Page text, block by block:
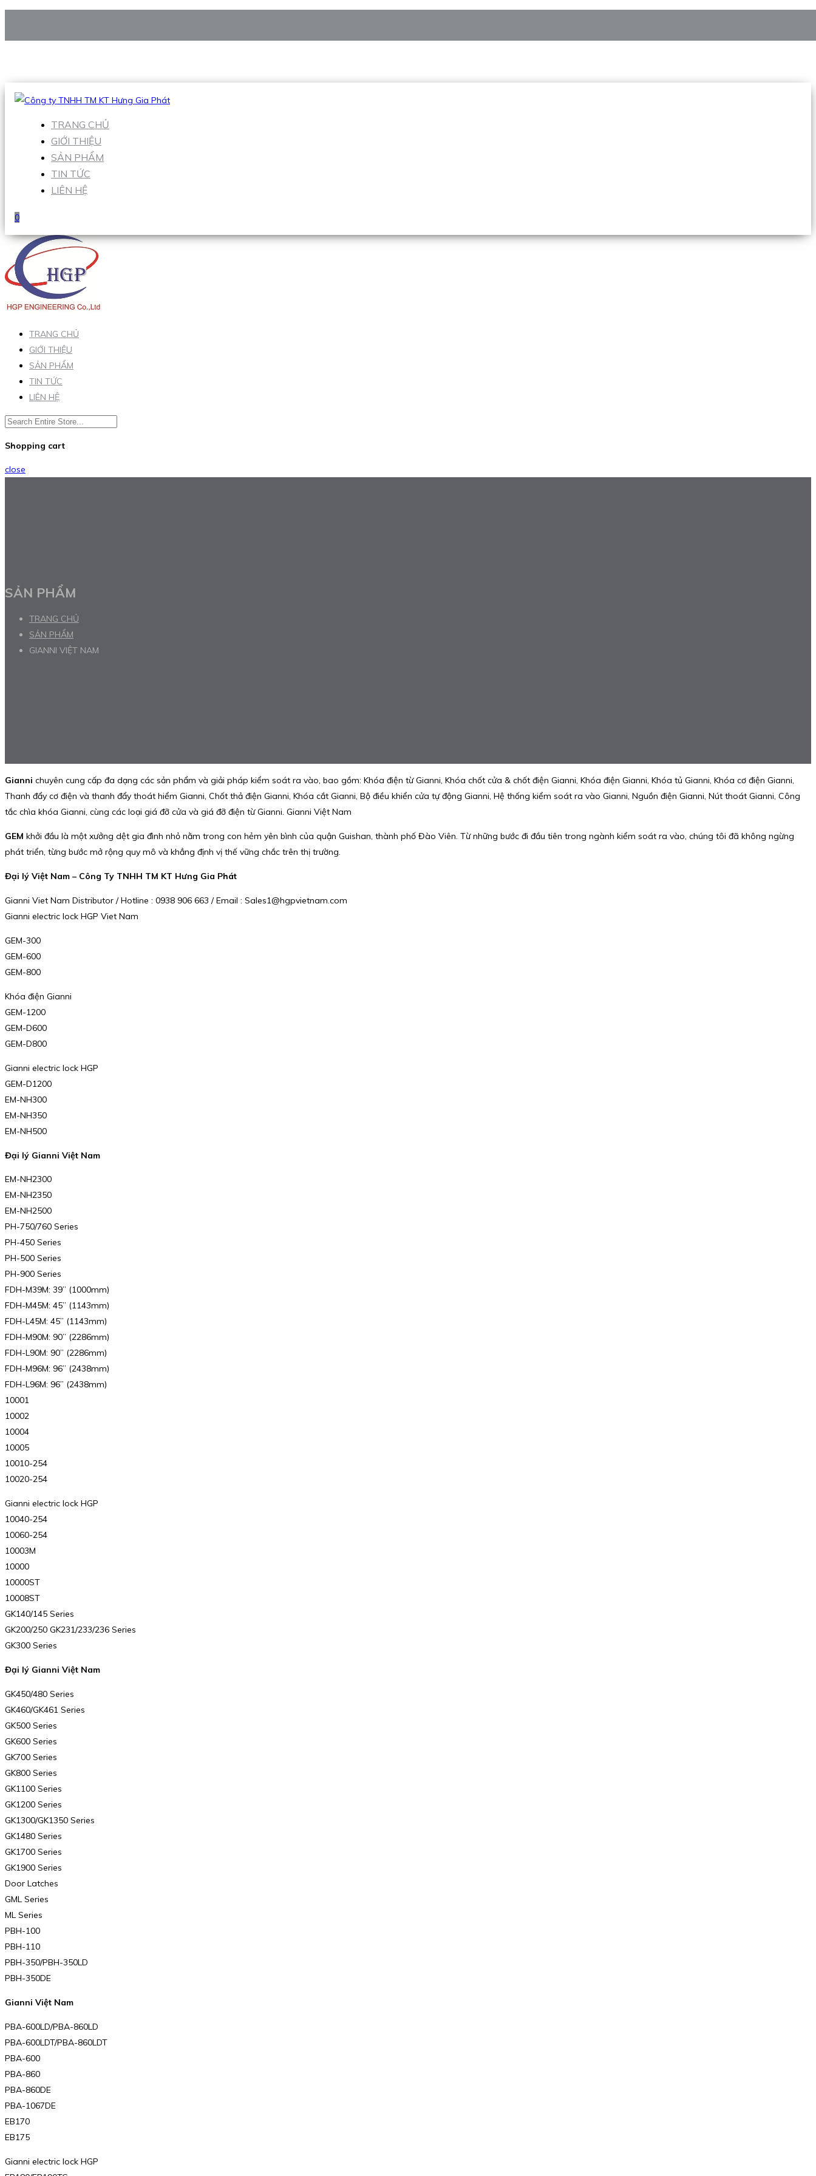
Hotline:0938 906 663
TRANG CHỦ
GIỚI THIỆU
SẢN PHẨM
TIN TỨC
LIÊN HỆ
0
TRANG CHỦ
GIỚI THIỆU
SẢN PHẨM
TIN TỨC
LIÊN HỆ
Shopping cart
close
SẢN PHẨM
TRANG CHỦ
SẢN PHẨM
GIANNI VIỆT NAM
Gianni chuyên cung cấp đa dạng các sản phẩm và giải pháp kiểm soát ra vào, bao gồm: Khóa điện từ Gianni, Khóa chốt cửa & chốt điện Gianni, Khóa điện Gianni, Khóa tủ Gianni, Khóa cơ điện Gianni,
Thanh đẩy cơ điện và thanh đẩy thoát hiểm Gianni, Chốt thả điện Gianni, Khóa cắt Gianni, Bộ điều khiển cửa tự động Gianni, Hệ thống kiểm soát ra vào Gianni, Nguồn điện Gianni, Nút thoát Gianni, Công
tắc chìa khóa Gianni, cùng các loại giá đỡ cửa và giá đỡ điện từ Gianni. Gianni Việt Nam
GEM khởi đầu là một xưởng dệt gia đình nhỏ nằm trong con hẻm yên bình của quận Guishan, thành phố Đào Viên. Từ những bước đi đầu tiên trong ngành kiểm soát ra vào, chúng tôi đã không ngừng
phát triển, từng bước mở rộng quy mô và khẳng định vị thế vững chắc trên thị trường.
Đại lý Việt Nam – Công Ty TNHH TM KT Hưng Gia Phát
Gianni Viet Nam Distributor / Hotline : 0938 906 663 / Email : Sales1@hgpvietnam.com
Gianni electric lock HGP Viet Nam
GEM-300
GEM-600
GEM-800
Khóa điện Gianni
GEM-1200
GEM-D600
GEM-D800
Gianni electric lock HGP
GEM-D1200
EM-NH300
EM-NH350
EM-NH500
Đại lý Gianni Việt Nam
EM-NH2300
EM-NH2350
EM-NH2500
PH-750/760 Series
PH-450 Series
PH-500 Series
PH-900 Series
FDH-M39M: 39” (1000mm)
FDH-M45M: 45” (1143mm)
FDH-L45M: 45” (1143mm)
FDH-M90M: 90” (2286mm)
FDH-L90M: 90” (2286mm)
FDH-M96M: 96” (2438mm)
FDH-L96M: 96” (2438mm)
10001
10002
10004
10005
10010-254
10020-254
Gianni electric lock HGP
10040-254
10060-254
10003M
10000
10000ST
10008ST
GK140/145 Series
GK200/250 GK231/233/236 Series
GK300 Series
Đại lý Gianni Việt Nam
GK450/480 Series
GK460/GK461 Series
GK500 Series
GK600 Series
GK700 Series
GK800 Series
GK1100 Series
GK1200 Series
GK1300/GK1350 Series
GK1480 Series
GK1700 Series
GK1900 Series
Door Latches
GML Series
ML Series
PBH-100
PBH-110
PBH-350/PBH-350LD
PBH-350DE
Gianni Việt Nam
PBA-600LD/PBA-860LD
PBA-600LDT/PBA-860LDT
PBA-600
PBA-860
PBA-860DE
PBA-1067DE
EB170
EB175
Gianni electric lock HGP